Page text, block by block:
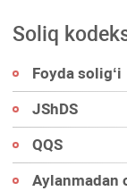
Soliq
Foyda soligʻi
JShDS
QQS
Aylanmadan